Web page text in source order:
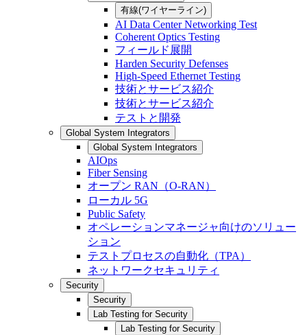
有線(ワイヤーライン)
AI Data Center Networking Test
Coherent Optics Testing
フィールド展開
Harden Security Defenses
High-Speed Ethernet Testing
技術とサービス紹介
技術とサービス紹介
テストと開発
Global System Integrators
Global System Integrators
AIOps
Fiber Sensing
オープン RAN（O-RAN）
ローカル 5G
Public Safety
オペレーションマネージャ向けのソリュー
ション
テストプロセスの自動化（TPA）
ネットワークセキュリティ
Security
Security
Lab Testing for Security
Lab Testing for Security